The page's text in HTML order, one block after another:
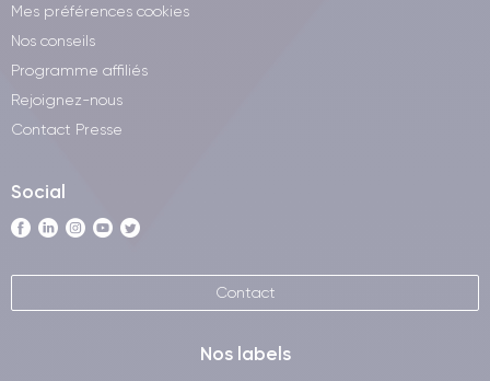
Mes préférences cookies
Nos conseils
Programme affiliés
Rejoignez-nous
Contact Presse
Social
Contact
Nos labels